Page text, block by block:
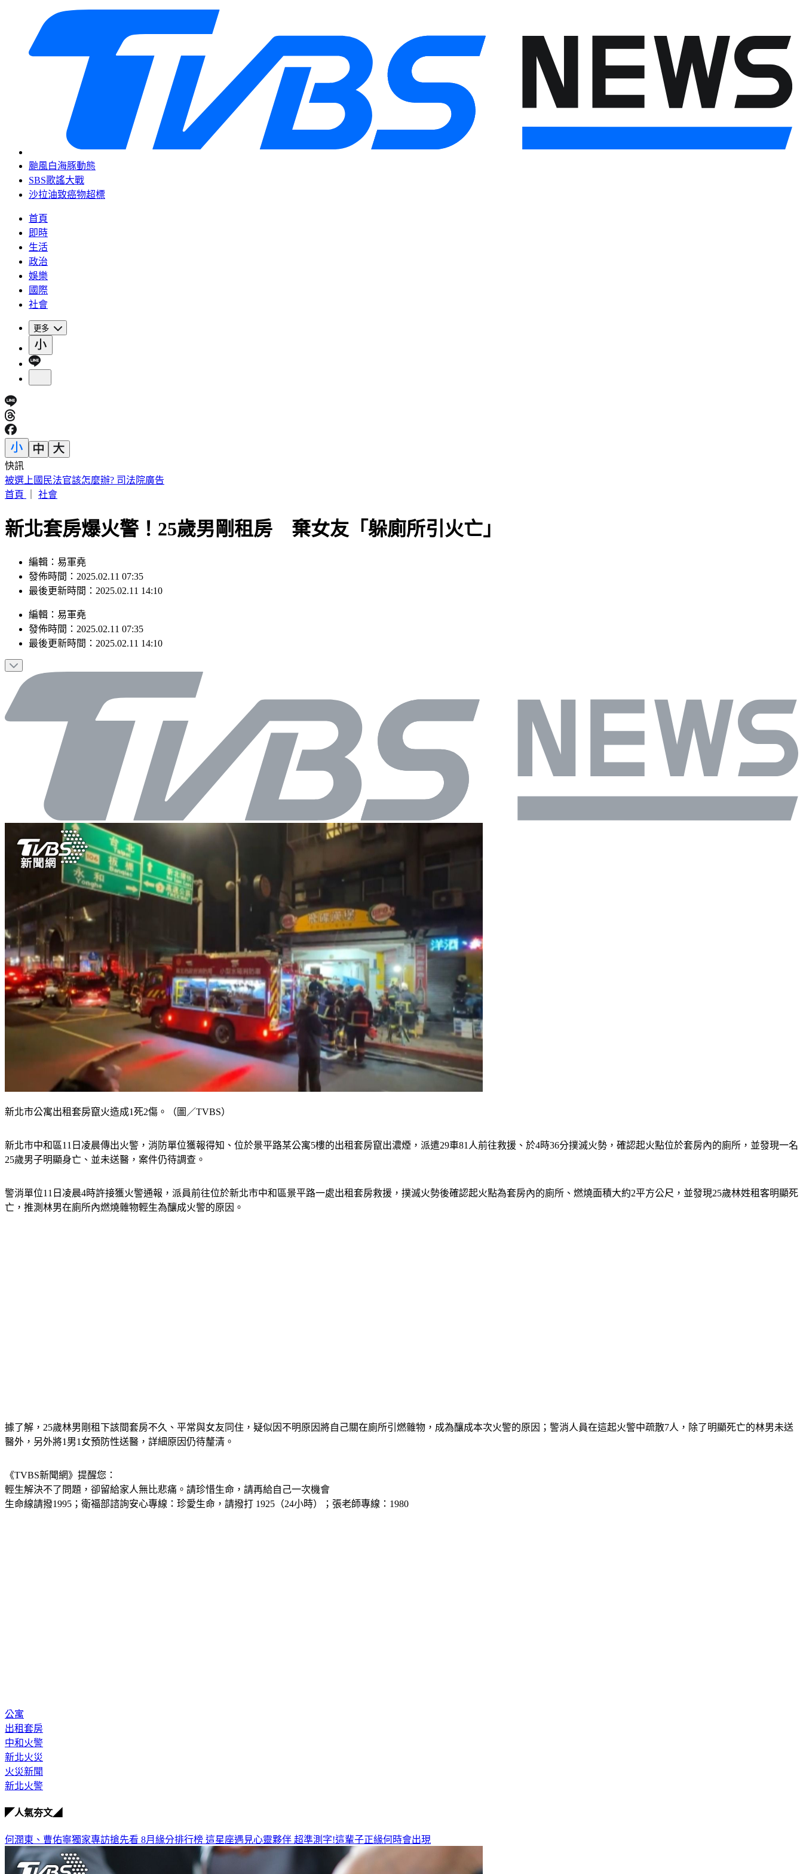
颱風白海豚動態
SBS歌謠大戰
沙拉油致癌物超標
首頁
即時
生活
政治
娛樂
國際
社會
更多
快訊
IU無預警召喚前男友 韓網替「她」心疼：很不舒服
首頁
社會
新北套房爆火警！25歲男剛租房 棄女友「躲廁所引火亡」
編輯：易軍堯
發佈時間：2025.02.11 07:35
最後更新時間：2025.02.11 14:10
編輯 ： 易軍堯
發佈時間： 2025.02.11 07:35
最後更新時間： 2025.02.11 14:10
新北市公寓出租套房竄火造成1死2傷。（圖／TVBS）
新北市中和區11日凌晨傳出火警，消防單位獲報得知、位於景平路某公寓5樓的出租套房竄出濃煙，派遣29車81人前往救援、於4時36分撲滅火勢，確認起火點位於套房內的廁所，並發現一名
25歲男子明顯身亡、並未送醫，案件仍待調查。
警消單位11日凌晨4時許接獲火警通報，派員前往位於新北市中和區景平路一處出租套房救援，撲滅火勢後確認起火點為套房內的廁所、燃燒面積大約2平方公尺，並發現25歲林姓租客明顯死
亡，推測林男在廁所內燃燒雜物輕生為釀成火警的原因。
據了解，25歲林男剛租下該間套房不久、平常與女友同住，疑似因不明原因將自己關在廁所引燃雜物，成為釀成本次火警的原因；警消人員在這起火警中疏散7人，除了明顯死亡的林男未送
醫外，另外將1男1女預防性送醫，詳細原因仍待釐清。
《TVBS新聞網》提醒您：
輕生解決不了問題，卻留給家人無比悲痛。請珍惜生命，請再給自己一次機會
生命線請撥1995；衛福部諮詢安心專線：珍愛生命，請撥打 1925（24小時）；張老師專線：1980
公寓
出租套房
中和火警
新北火災
火災新聞
新北火警
◤人氣夯文◢
何潤東、曹佑寧獨家專訪搶先看 8月緣分排行榜 這星座遇見心靈夥伴 超準測字!這輩子正緣何時會出現